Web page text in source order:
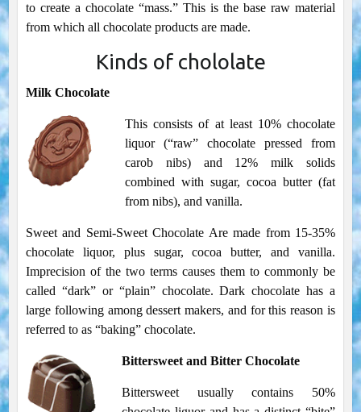
to create a chocolate “mass.” This is the base raw material
from which all chocolate products are made.
Kinds of chololate
Milk Chocolate
This consists of at least 10% chocolate
liquor (“raw” chocolate pressed from
carob nibs) and 12% milk solids
combined with sugar, cocoa butter (fat
from nibs), and vanilla.
Sweet and Semi-Sweet Chocolate Are made from 15-35%
chocolate liquor, plus sugar, cocoa butter, and vanilla.
Imprecision of the two terms causes them to commonly be
called “dark” or “plain” chocolate. Dark chocolate has a
large following among dessert makers, and for this reason is
referred to as “baking” chocolate.
Bittersweet and Bitter Chocolate
Bittersweet usually contains 50%